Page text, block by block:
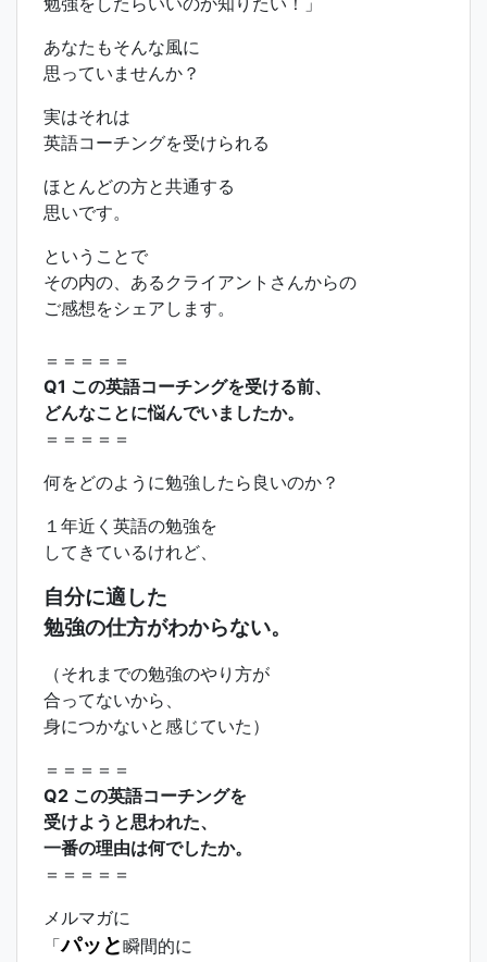
あなたもそんな風に
思っていませんか？
実はそれは
英語コーチングを受けられる
ほとんどの方と共通する
思いです。
ということで
その内の、あるクライアントさんからの
ご感想をシェアします。
＝＝＝＝＝
Q1 この英語コーチングを受ける前、
どんなことに悩んでいましたか。
＝＝＝＝＝
何をどのように勉強したら良いのか？
１年近く英語の勉強を
してきているけれど、
自分に適した
勉強の仕方がわからない。
（それまでの勉強のやり方が
合ってないから、
身につかないと感じていた）
＝＝＝＝＝
Q2 この英語コーチングを
受けようと思われた、
一番の理由は何でしたか。
＝＝＝＝＝
メルマガに
「パッと瞬間的に